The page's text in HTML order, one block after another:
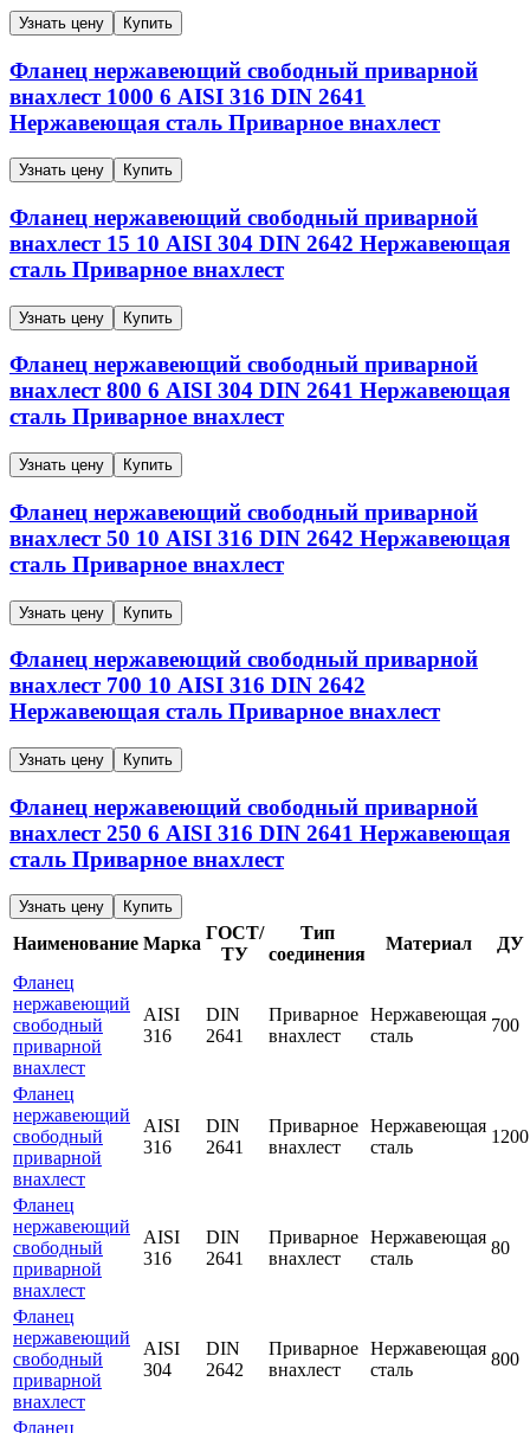
Узнать цену Купить
Фланец нержавеющий свободный приварной
внахлест 1000 6 AISI 316 DIN 2641
Нержавеющая сталь Приварное внахлест
Узнать цену Купить
Фланец нержавеющий свободный приварной
внахлест 15 10 AISI 304 DIN 2642 Нержавеющая
сталь Приварное внахлест
Узнать цену Купить
Фланец нержавеющий свободный приварной
внахлест800 6 AISI 304 DIN 2641 Нержавеющая
сталь Приварное внахлест
Узнать цену Купить
Фланец нержавеющий свободный приварной
внахлест50 10 AISI 316 DIN 2642 Нержавеющая
сталь Приварное внахлест
Узнать цену Купить
Фланец нержавеющий свободный приварной
внахлест 700 10 AISI 316 DIN 2642
Нержавеющая сталь Приварное внахлест
Узнать цену Купить
Фланец нержавеющий свободный приварной
внахлест250 6 AISI 316 DIN 2641 Нержавеющая
сталь Приварное внахлест
Узнать цену Купить
Наименование Марка
ГОСТ/
ТУ
Тип
соединения
Материал
ДУ
Фланец
нержавеющий
свободный
приварной
внахлест
AISI
316
DIN
2641
Приварное
внахлест
Нержавеющая
сталь
700
Фланец
нержавеющий
свободный
приварной
внахлест
AISI
316
DIN
2641
Приварное
внахлест
Нержавеющая
сталь
1200
Фланец
нержавеющий
свободный
приварной
внахлест
AISI
316
DIN
2641
Приварное
внахлест
Нержавеющая
сталь
80
Фланец
нержавеющий
свободный
приварной
внахлест
AISI
304
DIN
2642
Приварное
внахлест
Нержавеющая
сталь
800
Фланец